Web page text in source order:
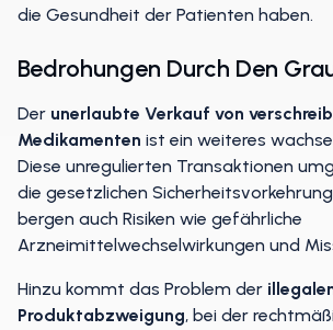
die Gesundheit der Patienten haben.
Bedrohungen Durch Den
Der unerlaubte Verkauf von
Medikamenten ist ein weiteres
Diese unregulierten Transaktionen
die gesetzlichen
bergen auch Risiken wie gefährliche
Arzneimittelwechselwirkungen und
Hinzu kommt das Problem der
Produktabzweigung, bei der